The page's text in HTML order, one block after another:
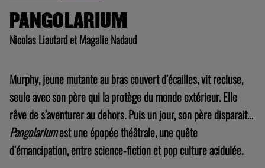
PANGOLARIUM
Nicolas Liautard et Magalie Nadaud
Murphy, jeune mutante au bras couvert d’écailles, vit recluse,
seule avec son père qui la protège du monde extérieur. Elle
rêve de s’aventurer au dehors. Puis un jour, son père disparait…
Pangolariumest une épopée théâtrale, une quête
d’émancipation, entre science-fiction et pop culture acidulée.